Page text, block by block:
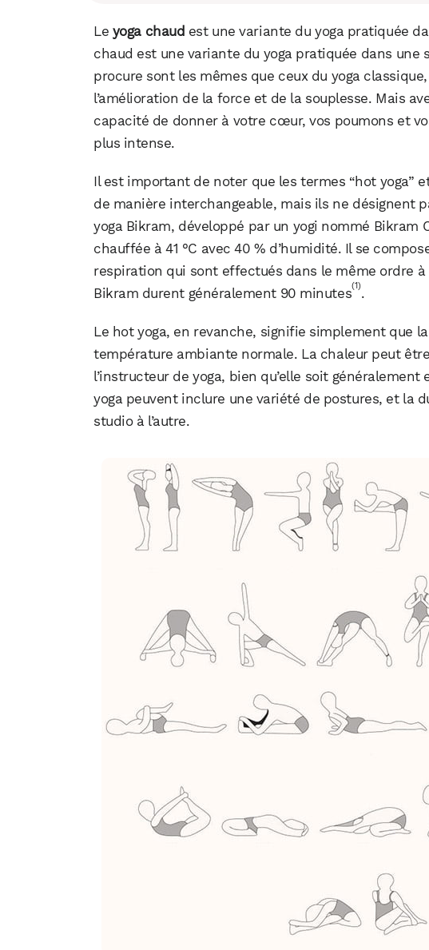
Le yoga chaud est une variante du yoga pratiquée
chaud est une variante du yoga pratiquée dans une
procure sont les mêmes que ceux du yoga
l’amélioration de la force et de la souplesse. Mais
capacité de donner à votre cœur, vos poumons et
plus intense.
Il est important de noter que les termes “hot yoga”
de manière interchangeable, mais ils ne désignent
yoga Bikram, développé par un yogi nommé Bikram
chauffée à 41 °C avec 40 % d’humidité. Il se
respiration qui sont effectués dans le même ordre à
Bikram durent généralement 90 minutes(1).
Le hot yoga, en revanche, signifie simplement que
température ambiante normale. La chaleur peut
l’instructeur de yoga, bien qu’elle soit
yoga peuvent inclure une variété de postures, et la
studio à l’autre.